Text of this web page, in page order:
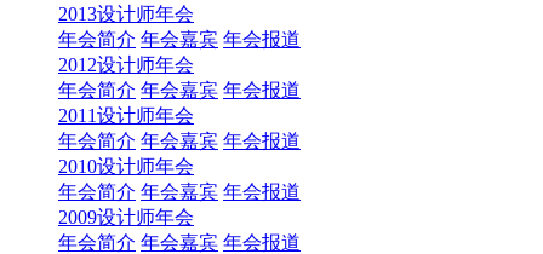
2013设计师年会
年会简介 年会嘉宾 年会报道
2012设计师年会
年会简介 年会嘉宾 年会报道
2011设计师年会
年会简介 年会嘉宾 年会报道
2010设计师年会
年会简介 年会嘉宾 年会报道
2009设计师年会
年会简介 年会嘉宾 年会报道